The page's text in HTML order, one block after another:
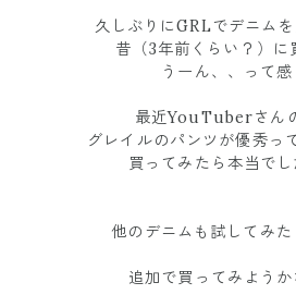
久しぶりにGRLでデニムを
昔（3年前くらい？）に
うーん、、って
最近YouTuberさん
グレイルのパンツが優秀っ
買ってみたら本当で
他のデニムも試してみ
追加で買ってみよう